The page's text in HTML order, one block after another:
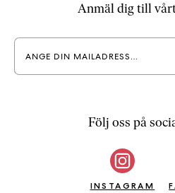
Anmäl dig till
Följ oss på
INSTAGRAM